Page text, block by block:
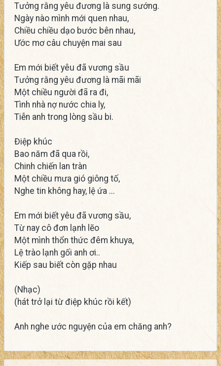
Tưởng rằng yêu đương là sung sướng.
Ngày nào mình mới quen nhau,
Chiều chiều dạo bước bên nhau,
Ước mơ câu chuyện mai sau
Em mới biết yêu đã vương sầu
Tưởng rằng yêu đương là mãi mãi
Một chiều người đã ra đi,
Tình nhà nợ nước chia ly,
Tiễn anh trong lòng sầu bi.
Điệp khúc
Bao năm đã qua rồi,
Chinh chiến lan tràn
Một chiều mưa gió giông tố,
Nghe tin không hay, lệ ứa ...
Em mới biết yêu đã vương sầu,
Từ nay cô đơn lạnh lẽo
Một mình thổn thức đêm khuya,
Lệ trào lạnh gối anh ơi..
Kiếp sau biết còn gặp nhau
(Nhạc)
(hát trở lại từ điệp khúc rồi kết)
Anh nghe ước nguyện của em chăng anh?